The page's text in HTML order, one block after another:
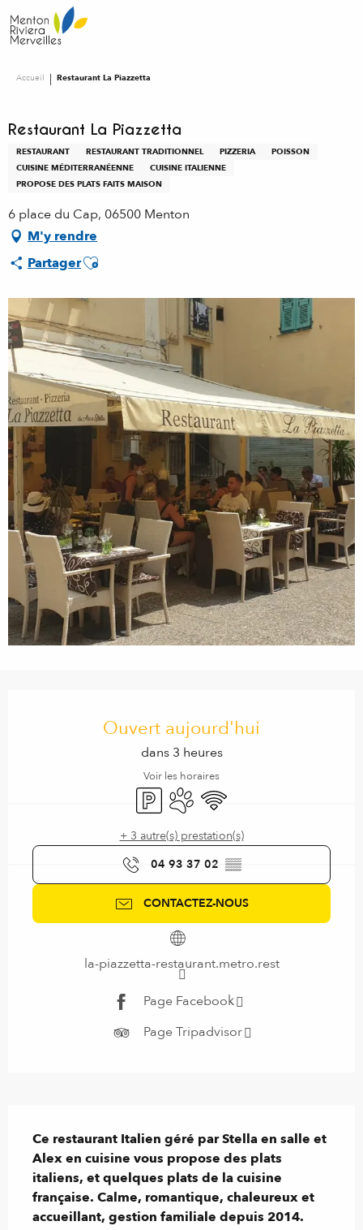
au
contenu
Accueil Restaurant La Piazzetta
Restaurant La Piazzetta
RESTAURANT RESTAURANT TRADITIONNEL PIZZERIA
POISSON
CUISINE MÉDITERRANÉENNE
CUISINE ITALIENNE
PROPOSE DES PLATS FAITS MAISON
6 place du Cap, 06500 Menton
M'y rendre
PartagerAjouter aux favoris
Ouvert aujourd'hui
dans 3 heures
Voir les horaires
ParkingAnimaux acceptés
WiFi
+ 3 autre(s) prestation(s)
04 93 37 02 ▒▒
CONTACTEZ-NOUS
la-piazzetta-restaurant.metro.rest
Page Facebook
Page Tripadvisor
Ce restaurant Italien géré par Stella en salle et
Alex en cuisine vous propose des plats
italiens, et quelques plats de la cuisine
française. Calme, romantique, chaleureux et
accueillant, gestion familiale depuis 2014.